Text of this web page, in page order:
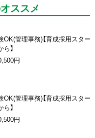
ススメ
管理事務)【育成採用スター
】
円
管理事務)【育成採用スター
】
円